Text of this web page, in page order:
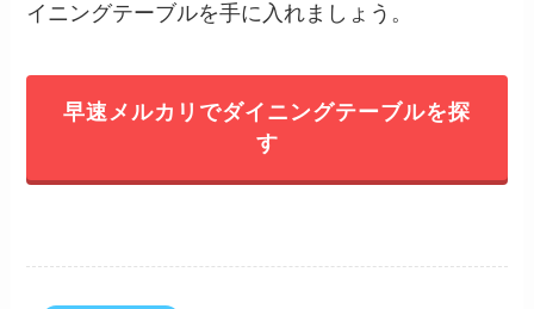
イニングテーブルを手に入れましょう。
早速メルカリでダイニングテーブルを探
す